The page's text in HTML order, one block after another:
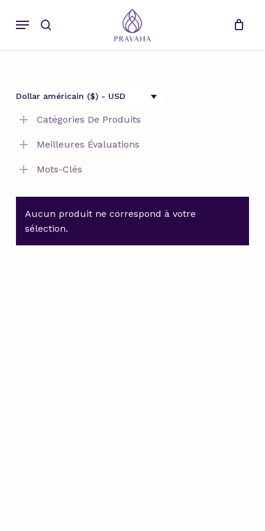
content
rechercher
Menu
Dollar américain ($) - USD
Catégories De Produits
Meilleures Évaluations
Mots-Clés
Aucun produit ne correspond à votre
sélection.